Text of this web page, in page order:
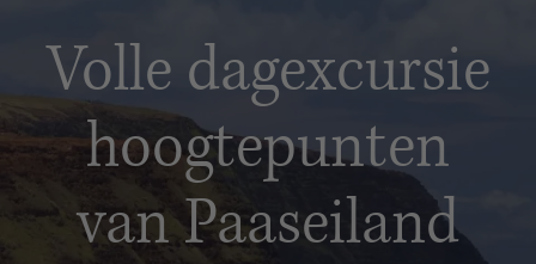
Volle dagexcursie
hoogtepunten
van Paaseiland